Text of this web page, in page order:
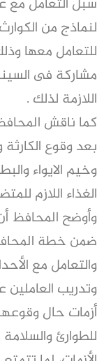
سبل التعامل مع
لنماذج من
للتعامل معها
مشاركة فى
اللازمة لذلك .
كما ناقش
بعد وقوع
وخيم الايواء
الغذاء اللازم
وأوضح المحافظ
ضمن خطة
والتعامل مع
وتدريب
أزمات حال
للطوارئ